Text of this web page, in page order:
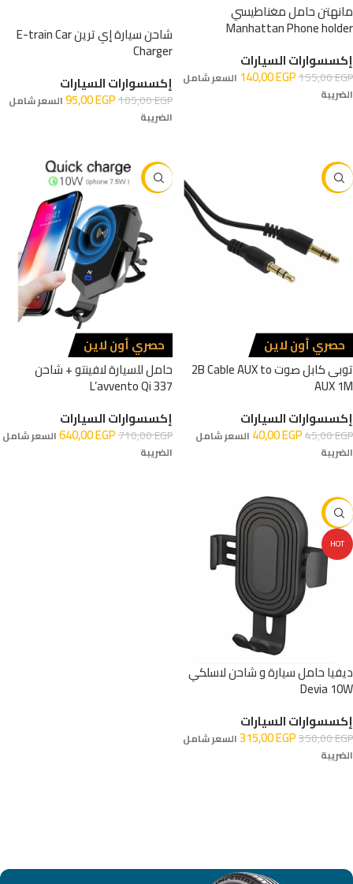
مانهتن حامل مغناطيسي
Manhattan Phone holder
إكسسوارات السيارات
155,00EGP
140,00EGP
السعر شامل
الضريبة
شاحن سيارة إي ترين E-train Car
Charger
إكسسوارات السيارات
105,00EGP
95,00EGP
السعر شامل
الضريبة
-11%
حصري أون لاين
توبى كابل صوت 2B Cable AUX to
AUX 1M
إكسسوارات السيارات
45,00EGP
40,00EGP
السعر شامل
الضريبة
-10%
حصري أون لاين
حامل للسيارة لافينتو + شاحن
L’avvento Qi 337
إكسسوارات السيارات
710,00EGP
640,00EGP
السعر شامل
الضريبة
-10%
HOT
ديفيا حامل سيارة و شاحن لاسلكي
Devia 10W
إكسسوارات السيارات
350,00EGP
315,00EGP
السعر شامل
الضريبة